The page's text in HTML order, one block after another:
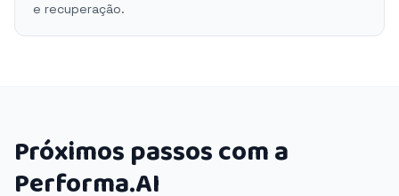
e recuperação.
Próximos passos com a
Performa.AI